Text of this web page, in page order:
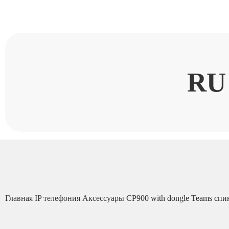
RU
Главная IP телефония Аксессуары CP900 with dongle Teams